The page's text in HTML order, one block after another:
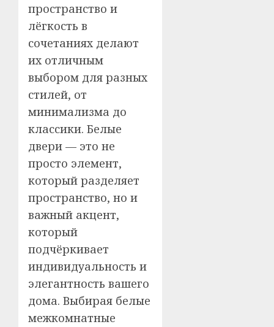
пространство и
лёгкость в
сочетаниях делают
их отличным
выбором для разных
стилей, от
минимализма до
классики. Белые
двери — это не
просто элемент,
который разделяет
пространство, но и
важный акцент,
который
подчёркивает
индивидуальность и
элегантность вашего
дома. Выбирая белые
межкомнатные